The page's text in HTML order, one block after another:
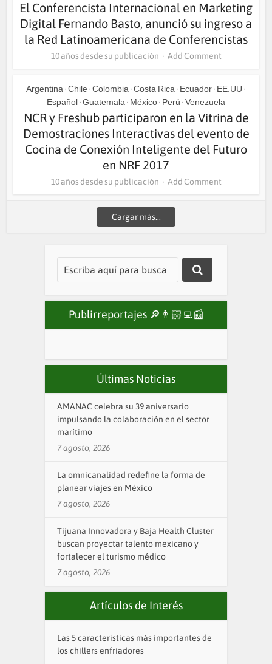
El Conferencista Internacional en Marketing
Digital Fernando Basto, anunció su ingreso a
la Red Latinoamericana de Conferencistas
10 años desde su publicación Add Comment
Argentina • Chile • Colombia • Costa Rica • Ecuador • EE.UU •
Español • Guatemala • México • Perú • Venezuela
NCR y Freshub participaron en la Vitrina de
Demostraciones Interactivas del evento de
Cocina de Conexión Inteligente del Futuro
en NRF 2017
10 años desde su publicación Add Comment
Cargar más...
Publirreportajes 🔎👨🏻‍💻📰
Últimas Noticias
AMANAC celebra su 39 aniversario
impulsando la colaboración en el sector
marítimo
7 agosto, 2026
La omnicanalidad redefine la forma de
planear viajes en México
7 agosto, 2026
Tijuana Innovadora y Baja Health Cluster
buscan proyectar talento mexicano y
fortalecer el turismo médico
7 agosto, 2026
Artículos de Interés
Las 5 características más importantes de
los chillers enfriadores